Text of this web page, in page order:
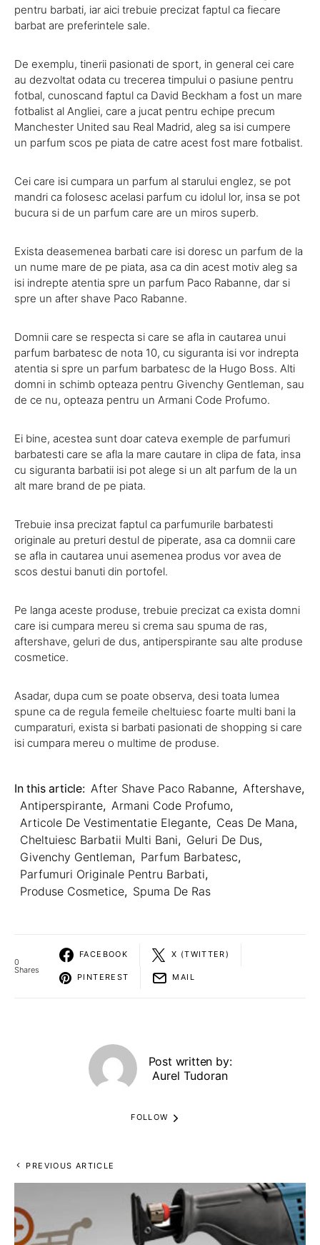
pentru barbati, iar aici trebuie precizat faptul ca fiecare
barbat are preferintele sale.
De exemplu, tinerii pasionati de sport, in general cei care
au dezvoltat odata cu trecerea timpului o pasiune pentru
fotbal, cunoscand faptul ca David Beckham a fost un mare
fotbalist al Angliei, care a jucat pentru echipe precum
Manchester United sau Real Madrid, aleg sa isi cumpere
un parfum scos pe piata de catre acest fost mare fotbalist.
Cei care isi cumpara un parfum al starului englez, se pot
mandri ca folosesc acelasi parfum cu idolul lor, insa se pot
bucura si de un parfum care are un miros superb.
Exista deasemenea barbati care isi doresc un parfum de la
un nume mare de pe piata, asa ca din acest motiv aleg sa
isi indrepte atentia spre un parfum Paco Rabanne, dar si
spre un after shave Paco Rabanne.
Domnii care se respecta si care se afla in cautarea unui
parfum barbatesc de nota 10, cu siguranta isi vor indrepta
atentia si spre un parfum barbatesc de la Hugo Boss. Alti
domni in schimb opteaza pentru Givenchy Gentleman, sau
de ce nu, opteaza pentru un Armani Code Profumo.
Ei bine, acestea sunt doar cateva exemple de parfumuri
barbatesti care se afla la mare cautare in clipa de fata, insa
cu siguranta barbatii isi pot alege si un alt parfum de la un
alt mare brand de pe piata.
Trebuie insa precizat faptul ca parfumurile barbatesti
originale au preturi destul de piperate, asa ca domnii care
se afla in cautarea unui asemenea produs vor avea de
scos destui banuti din portofel.
Pe langa aceste produse, trebuie precizat ca exista domni
care isi cumpara mereu si crema sau spuma de ras,
aftershave, geluri de dus, antiperspirante sau alte produse
cosmetice.
Asadar, dupa cum se poate observa, desi toata lumea
spune ca de regula femeile cheltuiesc foarte multi bani la
cumparaturi, exista si barbati pasionati de shopping si care
isi cumpara mereu o multime de produse.
In this article: After Shave Paco Rabanne, Aftershave,
Antiperspirante, Armani Code Profumo,
Articole De Vestimentatie Elegante, Ceas De Mana,
Cheltuiesc Barbatii Multi Bani, Geluri De Dus,
Givenchy Gentleman, Parfum Barbatesc,
Parfumuri Originale Pentru Barbati,
Produse Cosmetice, Spuma De Ras
0
Shares
FACEBOOK X (TWITTER)
PINTEREST MAIL
Post written by:
Aurel Tudoran
FOLLOW
PREVIOUS ARTICLE